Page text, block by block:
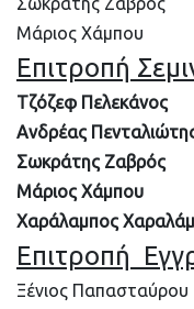
Μάριος Χάμπου
Επιτροπή
Τζόζεφ Πελεκάνος
Ανδρέας
Σωκράτης Ζαβρός
Μάριος Χάμπου
Χαράλαμπος
Επιτροπή
Ξένιος Παπασταύρου